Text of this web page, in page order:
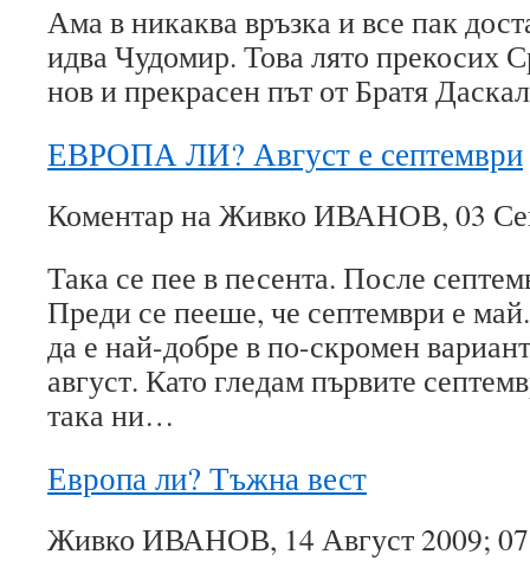
Ама в никаква връзка и все пак
идва Чудомир. Това лято прекосих
нов и прекрасен път от Братя
ЕВРОПА ЛИ? Август е септември
Коментар на Живко ИВАНОВ, 03
Така се пее в песента. После
Преди се пееше, че септември е
да е най-добре в по-скромен
август. Като гледам първите
така ни…
Европа ли? Тъжна вест
Живко ИВАНОВ, 14 Август 2009;